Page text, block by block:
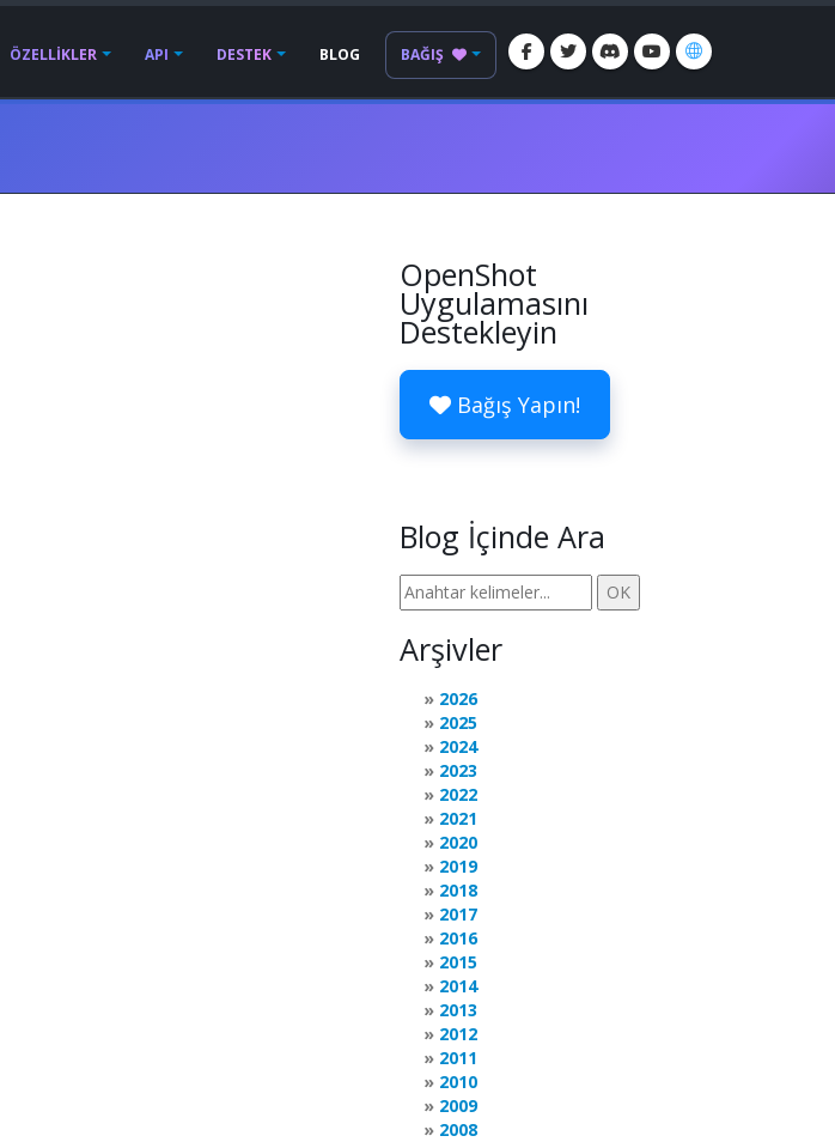
ÖZELLIKLER API DESTEK BLOG BAĞIŞ
OpenShot
Uygulamasını
Destekleyin
Bağış Yapın!
Blog İçinde Ara
Arşivler
2026
2025
2024
2023
2022
2021
2020
2019
2018
2017
2016
2015
2014
2013
2012
2011
2010
2009
2008